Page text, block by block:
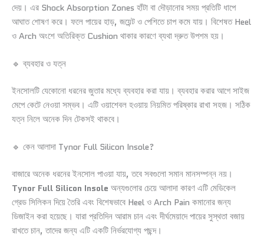
দেয়। এর Shock Absorption Zones হাঁটা বা দৌড়ানোর সময় প্রতিটি ধাপে
আঘাত শোষণ করে। ফলে পায়ের হাড়, জয়েন্ট ও পেশিতে চাপ কমে যায়। বিশেষত Heel
ও Arch অংশে অতিরিক্ত Cushion থাকার কারণে ব্যথা দ্রুত উপশম হয়।
🔹 ব্যবহার ও যত্ন
ইনসোলটি যেকোনো ধরনের জুতার মধ্যে ব্যবহার করা যায়। ব্যবহার করার আগে সাইজ
মেপে কেটে নেওয়া সম্ভব। এটি ওয়াশেবল হওয়ায় নিয়মিত পরিষ্কার রাখা সহজ। সঠিক
যত্ন নিলে অনেক দিন টেকসই থাকবে।
🔹 কেন আলাদা Tynor Full Silicon Insole?
বাজারে অনেক ধরনের ইনসোল পাওয়া যায়, তবে সবগুলো সমান মানসম্পন্ন নয়।
Tynor Full Silicon Insole অন্যগুলোর চেয়ে আলাদা কারণ এটি মেডিকেল
গ্রেড সিলিকন দিয়ে তৈরি এবং বিশেষভাবে Heel ও Arch Pain কমানোর জন্য
ডিজাইন করা হয়েছে। যারা প্রতিদিন আরাম চান এবং দীর্ঘমেয়াদে পায়ের সুস্থতা বজায়
রাখতে চান, তাদের জন্য এটি একটি নির্ভরযোগ্য পছন্দ।